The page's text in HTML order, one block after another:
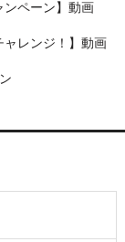
ンペーン】動画
ャレンジ！】動画